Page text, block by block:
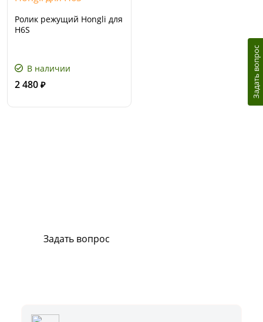
Ролик режущий Hongli для
H6S
В наличии
2 480 ₽
Задать вопрос
Задать вопрос